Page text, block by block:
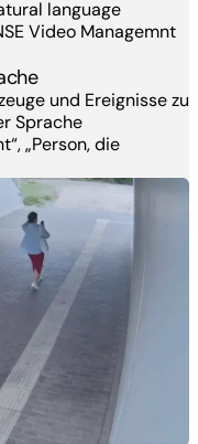
und Ereignisse zu
Sprache
„Person, die